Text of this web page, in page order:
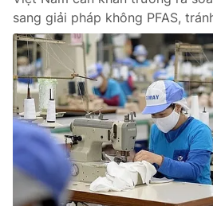
sang giải pháp không PFAS,